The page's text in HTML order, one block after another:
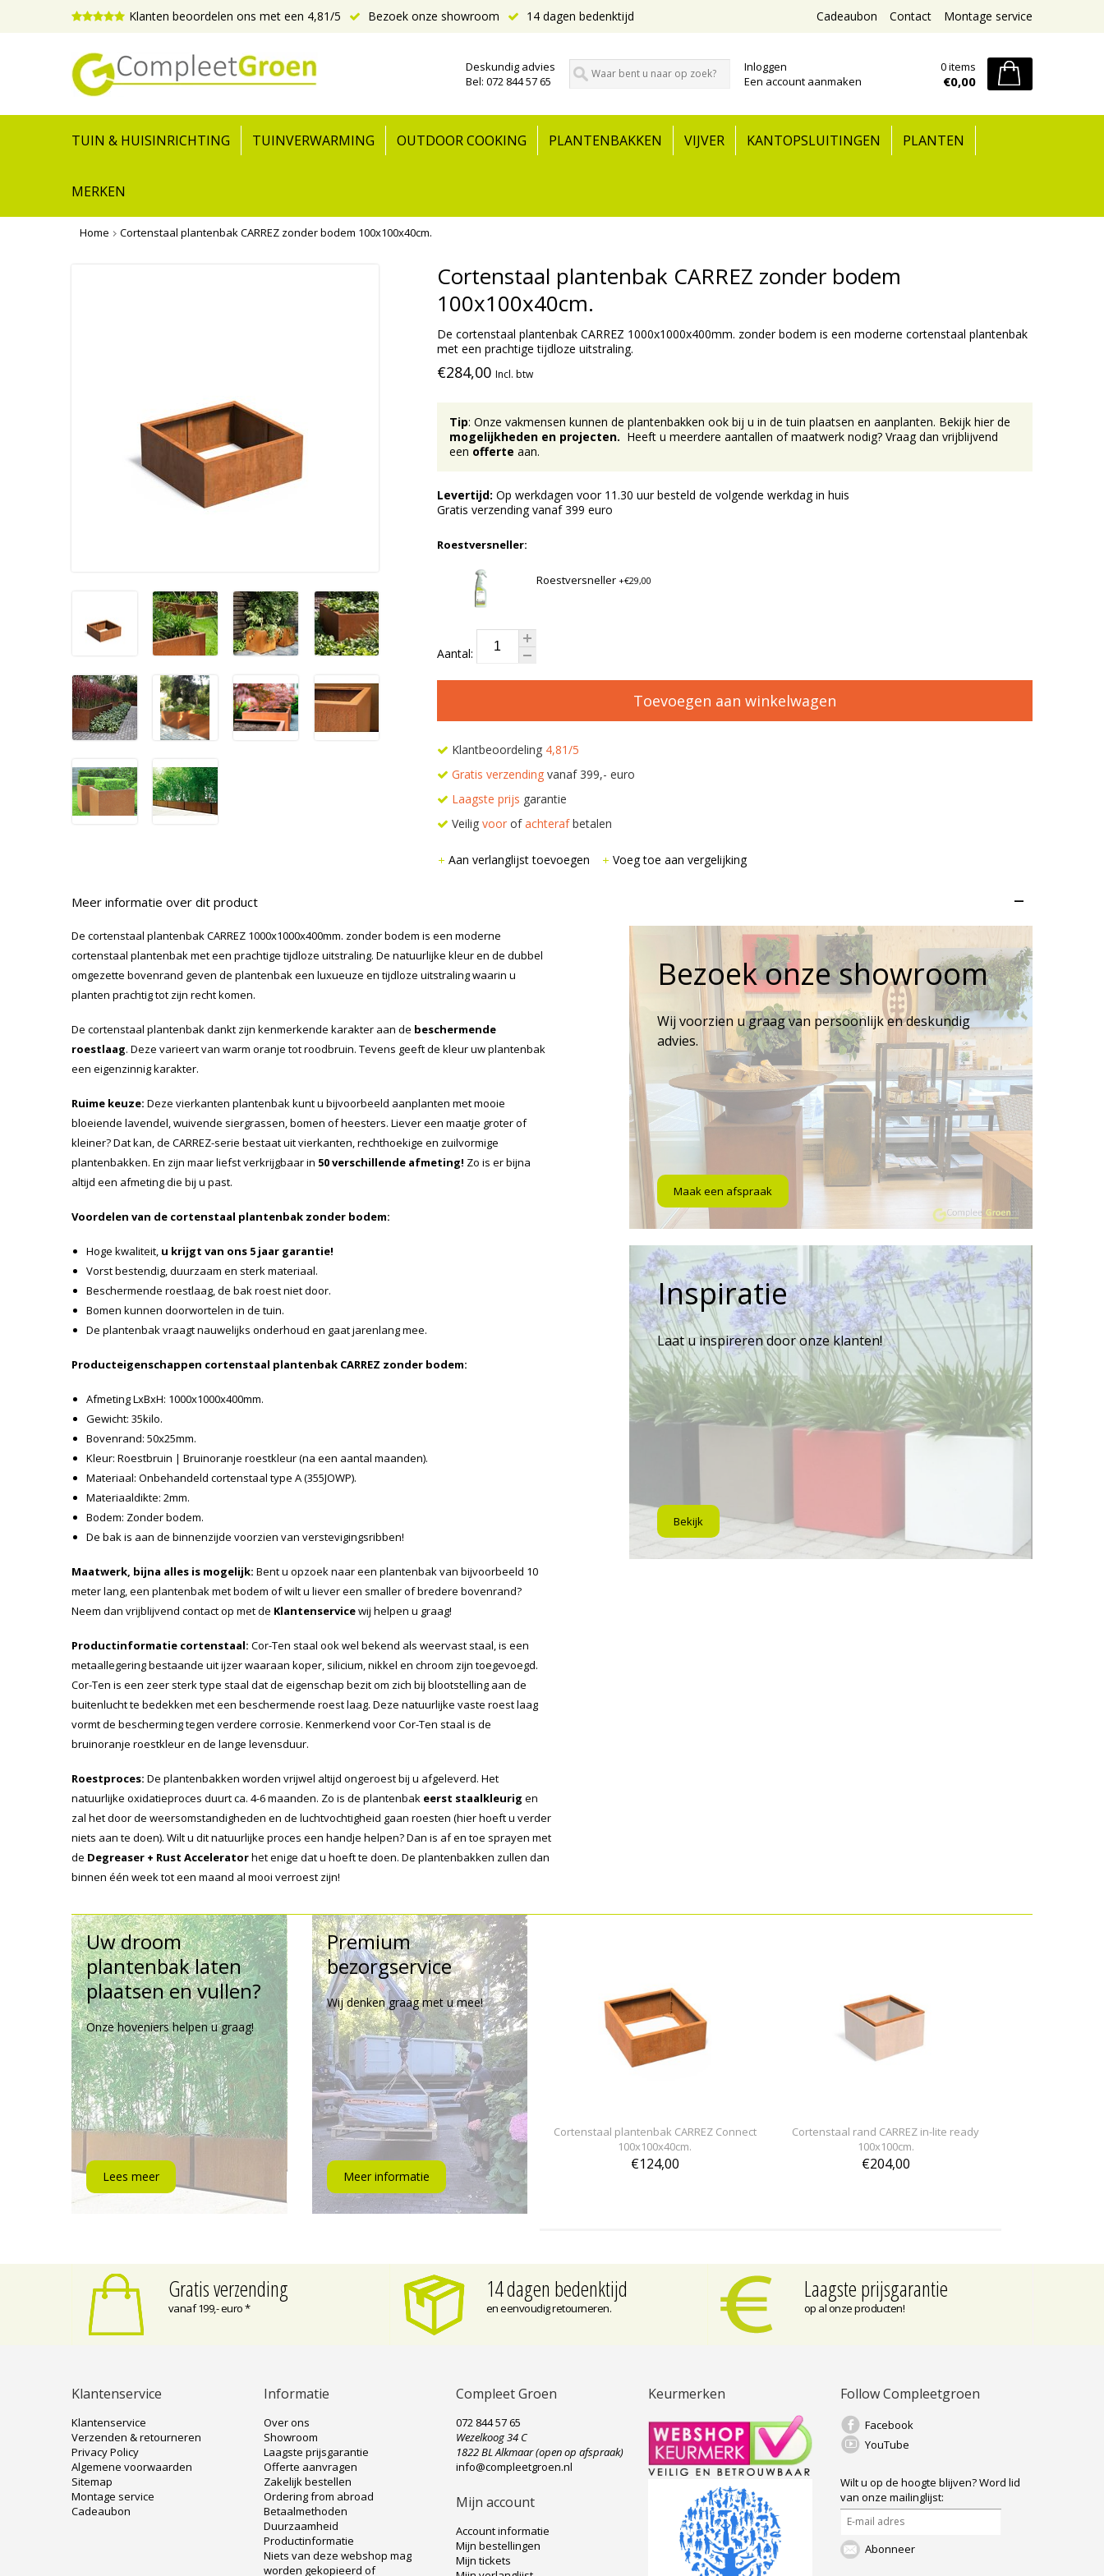
Klanten beoordelen ons met een 4,81/5 Bezoek onze showroom 14 dagen bedenktijd Montage service
Contact
Cadeaubon
Deskundig advies
Bel: 072 844 57 65
Inloggen
Een account aanmaken
0 items
€0,00
TUIN & HUISINRICHTING TUINVERWARMING OUTDOOR COOKING PLANTENBAKKEN VIJVER KANTOPSLUITINGEN PLANTEN
MERKEN
Home Cortenstaal plantenbak CARREZ zonder bodem 100x100x40cm.
Cortenstaal plantenbak CARREZ zonder bodem
100x100x40cm.
De cortenstaal plantenbak CARREZ 1000x1000x400mm. zonder bodem is een moderne cortenstaal plantenbak
met een prachtige tijdloze uitstraling.
€284,00 Incl. btw
Tip: Onze vakmensen kunnen de plantenbakken ook bij u in de tuin plaatsen en aanplanten. Bekijk hier de
mogelijkheden en projecten. Heeft u meerdere aantallen of maatwerk nodig? Vraag dan vrijblijvend
een offerte aan.
Levertijd: Op werkdagen voor 11.30 uur besteld de volgende werkdag in huis
Gratis verzending vanaf 399 euro
Roestversneller:
Roestversneller+€29,00
Aantal:
Toevoegen aan winkelwagen
Klantbeoordeling 4,81/5
Gratis verzendingvanaf 399,- euro
Laagste prijs garantie
Veilig voorofachterafbetalen
Aan verlanglijst toevoegen Voeg toe aan vergelijking
Meer informatie over dit product –
De cortenstaal plantenbak CARREZ 1000x1000x400mm. zonder bodem is een moderne
cortenstaal plantenbak met een prachtige tijdloze uitstraling. De natuurlijke kleur en de dubbel
omgezette bovenrand geven de plantenbak een luxueuze en tijdloze uitstraling waarin u
planten prachtig tot zijn recht komen.
De cortenstaal plantenbak dankt zijn kenmerkende karakter aan de beschermende
roestlaag. Deze varieert van warm oranje tot roodbruin. Tevens geeft de kleur uw plantenbak
een eigenzinnig karakter.
Ruime keuze: Deze vierkanten plantenbak kunt u bijvoorbeeld aanplanten met mooie
bloeiende lavendel, wuivende siergrassen, bomen of heesters. Liever een maatje groter of
kleiner? Dat kan, de CARREZ-serie bestaat uit vierkanten, rechthoekige en zuilvormige
plantenbakken. En zijn maar liefst verkrijgbaar in 50 verschillende afmeting! Zo is er bijna
altijd een afmeting die bij u past.
Voordelen van de cortenstaal plantenbak zonder bodem:
Hoge kwaliteit, u krijgt van ons 5 jaar garantie!
Vorst bestendig, duurzaam en sterk materiaal.
Beschermende roestlaag, de bak roest niet door.
Bomen kunnen doorwortelen in de tuin.
De plantenbak vraagt nauwelijks onderhoud en gaat jarenlang mee.
Producteigenschappen cortenstaal plantenbak CARREZ zonder bodem:
Afmeting LxBxH: 1000x1000x400mm.
Gewicht: 35kilo.
Bovenrand: 50x25mm.
Kleur: Roestbruin | Bruinoranje roestkleur (na een aantal maanden).
Materiaal: Onbehandeld cortenstaal type A (355JOWP).
Materiaaldikte: 2mm.
Bodem: Zonder bodem.
De bak is aan de binnenzijde voorzien van verstevigingsribben!
Maatwerk, bijna alles is mogelijk: Bent u opzoek naar een plantenbak van bijvoorbeeld 10
meter lang, een plantenbak met bodem of wilt u liever een smaller of bredere bovenrand?
Neem dan vrijblijvend contact op met de Klantenservicewij helpen u graag!
Productinformatie cortenstaal: Cor-Ten staal ook wel bekend als weervast staal, is een
metaallegering bestaande uit ijzer waaraan koper, silicium, nikkel en chroom zijn toegevoegd.
Cor-Ten is een zeer sterk type staal dat de eigenschap bezit om zich bij blootstelling aan de
buitenlucht te bedekken met een beschermende roest laag. Deze natuurlijke vaste roest laag
vormt de bescherming tegen verdere corrosie. Kenmerkend voor Cor-Ten staal is de
bruinoranje roestkleur en de lange levensduur.
Roestproces: De plantenbakken worden vrijwel altijd ongeroest bij u afgeleverd. Het
natuurlijke oxidatieproces duurt ca. 4-6 maanden. Zo is de plantenbak eerst staalkleurig en
zal het door de weersomstandigheden en de luchtvochtigheid gaan roesten (hier hoeft u verder
niets aan te doen). Wilt u dit natuurlijke proces een handje helpen? Dan is af en toe sprayen met
de Degreaser + Rust Acceleratorhet enige dat u hoeft te doen. De plantenbakken zullen dan
binnen één week tot een maand al mooi verroest zijn!
Bezoek onze showroom
Wij voorzien u graag van persoonlijk en deskundig
advies.
Maak een afspraak
Inspiratie
Laat u inspireren door onze klanten!
Bekijk
Uw droom
plantenbak laten
plaatsen en vullen?
Onze hoveniers helpen u graag!
Lees meer
Premium
bezorgservice
Wij denken graag met u mee!
Meer informatie
Cortenstaal plantenbak CARREZ Connect
100x100x40cm.
€124,00
Cortenstaal rand CARREZ in-lite ready
100x100cm.
€204,00
Gratis verzending
vanaf 199,- euro *
14 dagen bedenktijd
en eenvoudig retourneren.
Laagste prijsgarantie
op al onze producten!
Klantenservice
Klantenservice
Verzenden & retourneren
Privacy Policy
Algemene voorwaarden
Sitemap
Montage service
Cadeaubon
Informatie
Over ons
Showroom
Laagste prijsgarantie
Offerte aanvragen
Zakelijk bestellen
Ordering from abroad
Betaalmethoden
Duurzaamheid
Productinformatie
Niets van deze webshop mag
worden gekopieerd of
Compleet Groen
072 844 57 65
Wezelkoog 34 C
1822 BL Alkmaar (open op afspraak)
info@compleetgroen.nl
Mijn account
Account informatie
Mijn bestellingen
Mijn tickets
Keurmerken Follow Compleetgroen
Facebook
YouTube
Wilt u op de hoogte blijven?Word lid
van onze mailinglijst:
Abonneer